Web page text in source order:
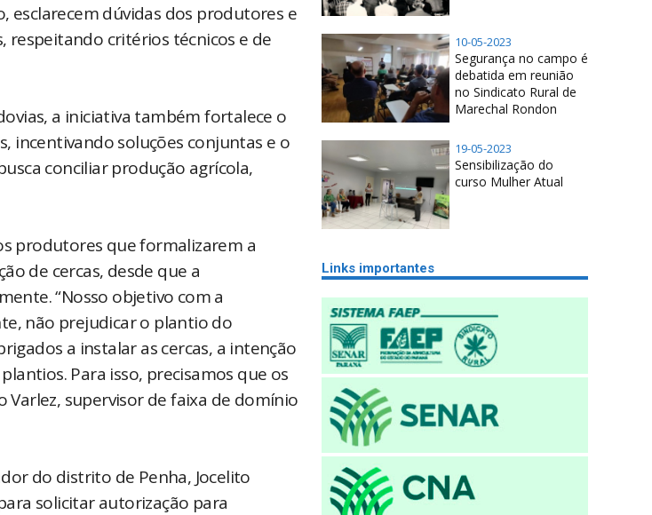
esclarecem dúvidas dos produtores e
respeitando critérios técnicos e de
a iniciativa também fortalece o
incentivando soluções conjuntas e o
conciliar produção agrícola,
produtores que formalizarem a
de cercas, desde que a
“Nosso objetivo com a
não prejudicar o plantio do
a instalar as cercas, a intenção
Para isso, precisamos que os
supervisor de faixa de domínio
do distrito de Penha, Jocelito
solicitar autorização para
10-05-2023
Segurança no campo é
debatida em reunião
no Sindicato Rural de
Marechal Rondon
19-05-2023
Sensibilização do
curso Mulher Atual
Links importantes